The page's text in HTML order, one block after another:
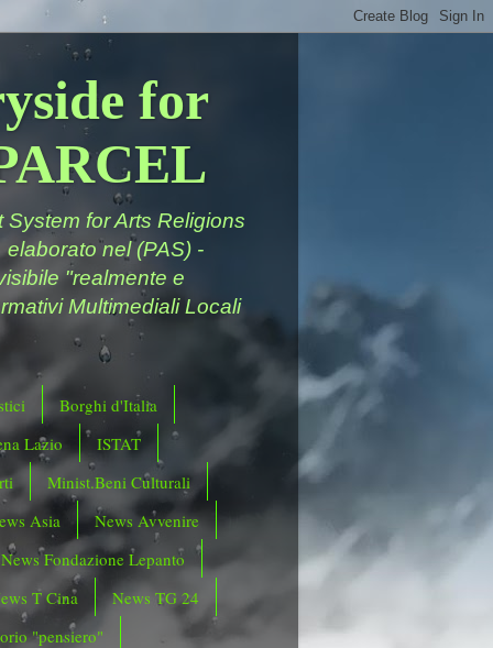
for
for Arts Religions
nel (PAS) -
"realmente e
Multimediali Locali
Borghi d'Italia
Lazio
ISTAT
Minist.Beni Culturali
Asia
News Avvenire
News Fondazione Lepanto
T Cina
News TG 24
"pensiero"